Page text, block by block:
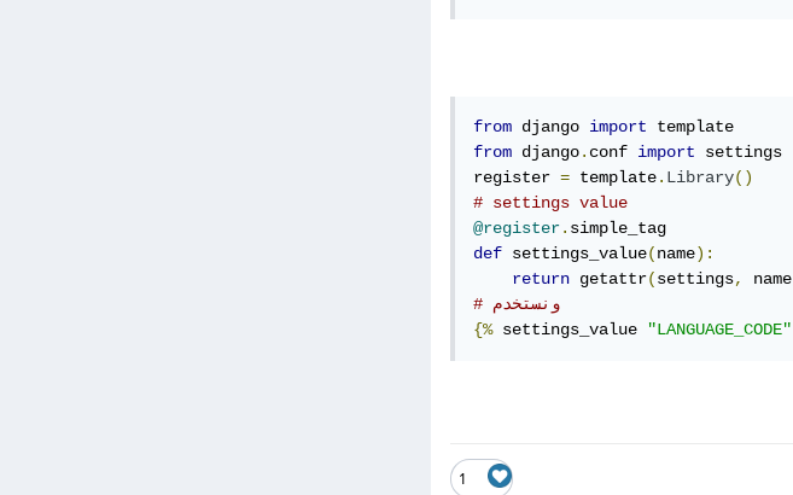
from django import
from django. conf import settings
register = template. Library()
# settings value
@register.
def settings_value(name):
return getattr(settings, name
# ونستخدم
{% settings_value "LANGUAGE_CODE"
1